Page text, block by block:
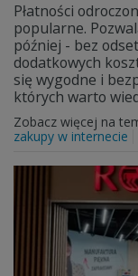
Płatności
popularne.
później - bez
dodatkowych
się wygodne i
których warto
Zobacz więcej na
zakupy w internecie